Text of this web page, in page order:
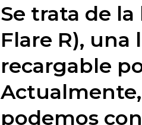
Se trata de
Flare R), una
recargable
podemos